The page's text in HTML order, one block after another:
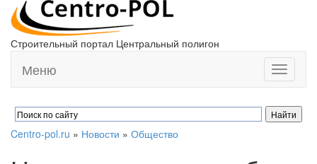
Строительный портал Центральный полигон
Toggle
Меню
Centro-pol.ru » Новости » Общество